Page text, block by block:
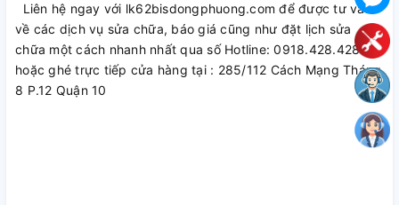
Liên hệ ngay với lk62bisdongphuong.com để được tư vấn
về các dịch vụ sửa chữa, báo giá cũng như đặt lịch sửa
chữa một cách nhanh nhất qua số Hotline: 0918.428.428
hoặc ghé trực tiếp cửa hàng tại : 285/112 Cách Mạng Tháng
8 P.12 Quận 10